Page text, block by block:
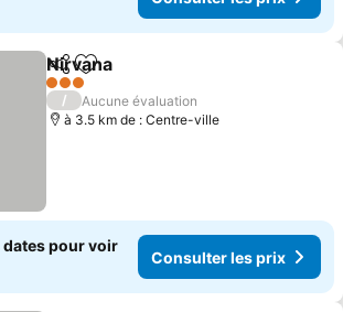
PartagerAjouter à mes favoris
Nirvana
3 Étoiles
/
Aucune évaluation
à 3.5 km de : Centre-ville
pour voir
Consulter les prix